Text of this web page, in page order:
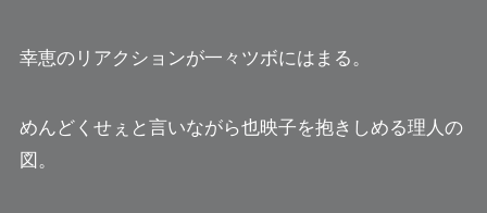
幸恵のリアクションが一々ツボにはまる。
めんどくせぇと言いながら也映子を抱きしめる理人の
図。